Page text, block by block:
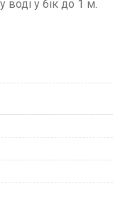
у бік до 1 м.